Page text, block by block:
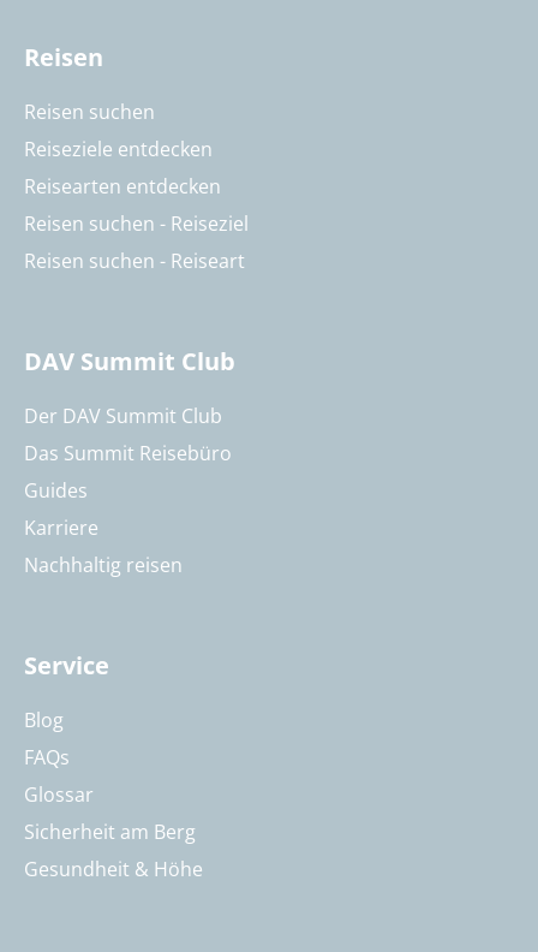
Reisen
Reisen suchen
Reiseziele entdecken
Reisearten entdecken
Reisen suchen - Reiseziel
Reisen suchen - Reiseart
DAV Summit Club
Der DAV Summit Club
Das Summit Reisebüro
Guides
Karriere
Nachhaltig reisen
Service
Blog
FAQs
Glossar
Sicherheit am Berg
Gesundheit & Höhe